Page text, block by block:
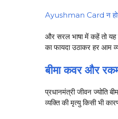
Ayushman Card न
और सरल भाषा में कहें तो यह
का फायदा उठाकर हर आम
बीमा कवर और
प्रधानमंत्री जीवन
व्यक्ति की मृत्यु किसी भी